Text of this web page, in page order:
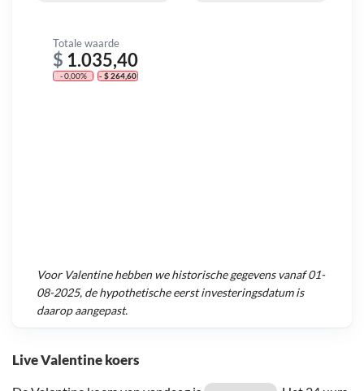
Live Valentine koers
Totale waarde
$ 1.035,40
- 0,00% - $ 264,60
Voor Valentinehebben we historische gegevens vanaf01-
08-2025, de hypothetische eerst investeringsdatum is
daarop aangepast.